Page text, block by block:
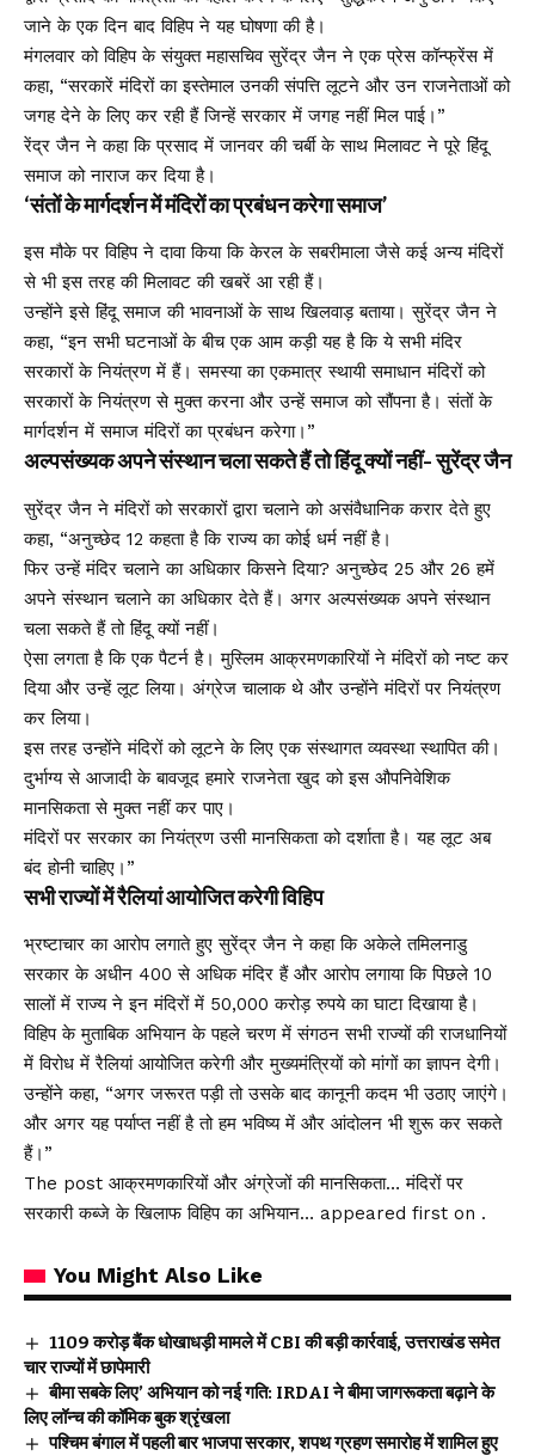
जाने के एक दिन बाद विहिप ने यह घोषणा की है।
मंगलवार को विहिप के संयुक्त महासचिव सुरेंद्र जैन ने एक प्रेस कॉन्फ्रेंस में
कहा, “सरकारें मंदिरों का इस्तेमाल उनकी संपत्ति लूटने और उन राजनेताओं को
जगह देने के लिए कर रही हैं जिन्हें सरकार में जगह नहीं मिल पाई।”
रेंद्र जैन ने कहा कि प्रसाद में जानवर की चर्बी के साथ मिलावट ने पूरे हिंदू
समाज को नाराज कर दिया है।
‘संतों के मार्गदर्शन में मंदिरों का प्रबंधन करेगा समाज’
इस मौके पर विहिप ने दावा किया कि केरल के सबरीमाला जैसे कई अन्य मंदिरों
से भी इस तरह की मिलावट की खबरें आ रही हैं।
उन्होंने इसे हिंदू समाज की भावनाओं के साथ खिलवाड़ बताया। सुरेंद्र जैन ने
कहा, “इन सभी घटनाओं के बीच एक आम कड़ी यह है कि ये सभी मंदिर
सरकारों के नियंत्रण में हैं। समस्या का एकमात्र स्थायी समाधान मंदिरों को
सरकारों के नियंत्रण से मुक्त करना और उन्हें समाज को सौंपना है। संतों के
मार्गदर्शन में समाज मंदिरों का प्रबंधन करेगा।”
अल्पसंख्यक अपने संस्थान चला सकते हैं तो हिंदू क्यों नहीं- सुरेंद्र जैन
सुरेंद्र जैन ने मंदिरों को सरकारों द्वारा चलाने को असंवैधानिक करार देते हुए
कहा, “अनुच्छेद 12 कहता है कि राज्य का कोई धर्म नहीं है।
फिर उन्हें मंदिर चलाने का अधिकार किसने दिया? अनुच्छेद 25 और 26 हमें
अपने संस्थान चलाने का अधिकार देते हैं। अगर अल्पसंख्यक अपने संस्थान
चला सकते हैं तो हिंदू क्यों नहीं।
ऐसा लगता है कि एक पैटर्न है। मुस्लिम आक्रमणकारियों ने मंदिरों को नष्ट कर
दिया और उन्हें लूट लिया। अंग्रेज चालाक थे और उन्होंने मंदिरों पर नियंत्रण
कर लिया।
इस तरह उन्होंने मंदिरों को लूटने के लिए एक संस्थागत व्यवस्था स्थापित की।
दुर्भाग्य से आजादी के बावजूद हमारे राजनेता खुद को इस औपनिवेशिक
मानसिकता से मुक्त नहीं कर पाए।
मंदिरों पर सरकार का नियंत्रण उसी मानसिकता को दर्शाता है। यह लूट अब
बंद होनी चाहिए।”
सभी राज्यों में रैलियां आयोजित करेगी विहिप
भ्रष्टाचार का आरोप लगाते हुए सुरेंद्र जैन ने कहा कि अकेले तमिलनाडु
सरकार के अधीन 400 से अधिक मंदिर हैं और आरोप लगाया कि पिछले 10
सालों में राज्य ने इन मंदिरों में 50,000 करोड़ रुपये का घाटा दिखाया है।
विहिप के मुताबिक अभियान के पहले चरण में संगठन सभी राज्यों की राजधानियों
में विरोध में रैलियां आयोजित करेगी और मुख्यमंत्रियों को मांगों का ज्ञापन देगी।
उन्होंने कहा, “अगर जरूरत पड़ी तो उसके बाद कानूनी कदम भी उठाए जाएंगे।
और अगर यह पर्याप्त नहीं है तो हम भविष्य में और आंदोलन भी शुरू कर सकते
हैं।”
The post आक्रमणकारियों और अंग्रेजों की मानसिकता… मंदिरों पर
सरकारी कब्जे के खिलाफ विहिप का अभियान… appeared first on .
You Might Also Like
₹1109 करोड़ बैंक धोखाधड़ी मामले में CBI की बड़ी कार्रवाई, उत्तराखंड समेत
चार राज्यों में छापेमारी
बीमा सबके लिए’ अभियान को नई गति: IRDAI ने बीमा जागरूकता बढ़ाने के
लिए लॉन्च की कॉमिक बुक श्रृंखला
पश्चिम बंगाल में पहली बार भाजपा सरकार, शपथ ग्रहण समारोह में शामिल हुए